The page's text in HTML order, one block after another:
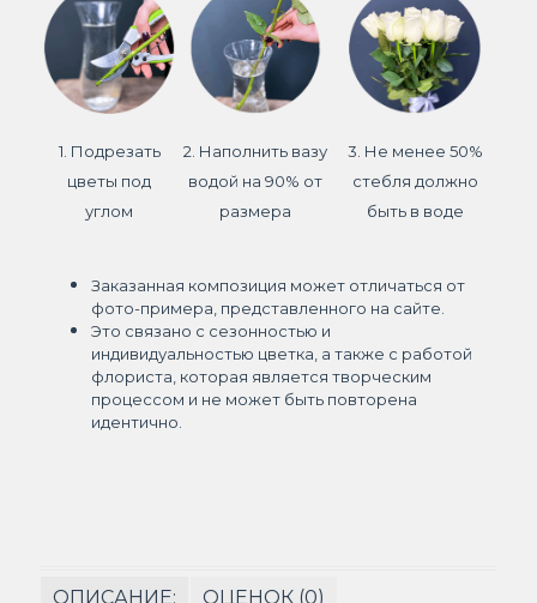
1. Подрезать
цветы под
углом
2. Наполнить вазу
водой на 90% от
размера
3. Не менее 50%
стебля должно
быть в воде
Заказанная композиция может отличаться от
фото-примера, представленного на сайте.
Это связано с сезонностью и
индивидуальностью цветка, а также с работой
флориста, которая является творческим
процессом и не может быть повторена
идентично.
ОПИСАНИЕ:
ОЦЕНОК (0)